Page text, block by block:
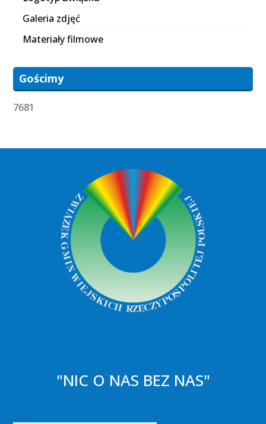
Galeria zdjęć
Materiały filmowe
Gościmy
7681
"NIC O NAS BEZ NAS"